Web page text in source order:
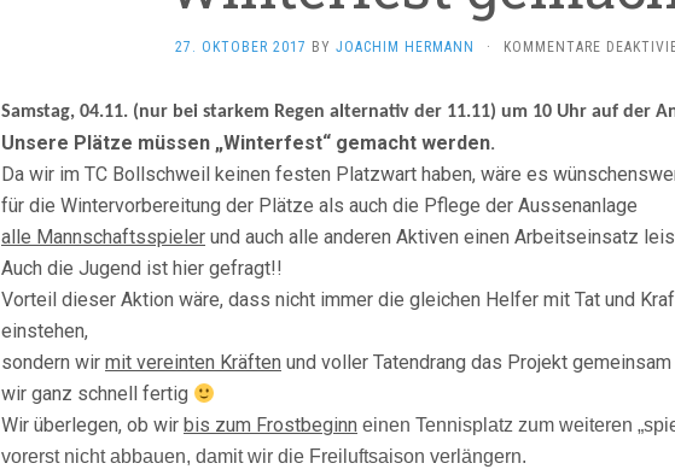
27. OKTOBER 2017 BY JOACHIM HERMANN · KOMMENTARE
Samstag, 04.11. (nur bei starkem Regen alternativ der 11.11) um 10 Uhr auf der
Unsere Plätze müssen „Winterfest“ gemacht werden.
Da wir im TC Bollschweil keinen festen Platzwart haben, wäre es
für die Wintervorbereitung der Plätze als auch die Pflege der Aussenanlage
alle Mannschaftsspieler und auch alle anderen Aktiven einen Arbeitseinsatz
Auch die Jugend ist hier gefragt!!
Vorteil dieser Aktion wäre, dass nicht immer die gleichen Helfer mit Tat und
einstehen,
sondern wir mit vereinten Kräften und voller Tatendrang das Projekt
wir ganz schnell fertig
Wir überlegen, ob wir bis zum Frostbeginn einen Tennisplatz zum weiteren
vorerst nicht abbauen, damit wir die Freiluftsaison verlängern.